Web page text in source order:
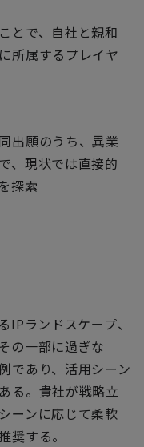
とで、自社と親和
所属するプレイヤ
出願のうち、異業
、現状では直接的
探索
IPランドスケープ、
の一部に過ぎな
であり、活用シーン
る。貴社が戦略立
ーンに応じて柔軟
奨する。